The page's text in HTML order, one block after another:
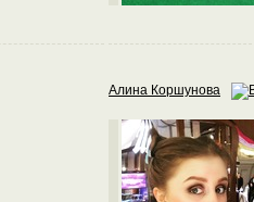
Алина Коршунова